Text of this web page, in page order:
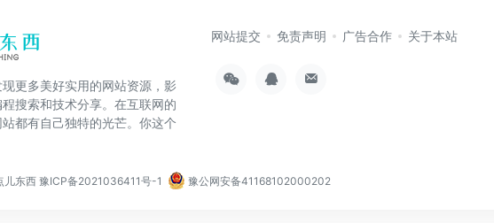
更多美好实用的网站资源，影
搜索和技术分享。在互联网的
都有自己独特的光芒。你这个
网站提交 免责声明 广告合作 关于本站
儿东西 豫ICP备2021036411号-1 豫公网安备41168102000202